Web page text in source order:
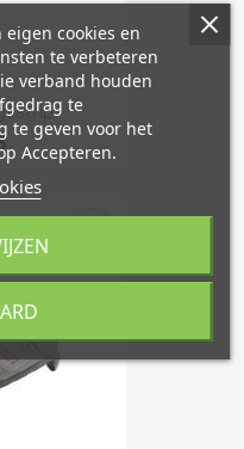
cookies en
te verbeteren
verband houden
te
te geven voor het
Accepteren.